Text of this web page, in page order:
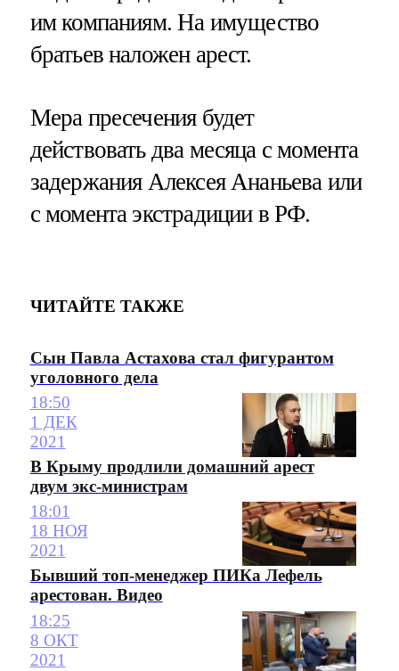
им компаниям. На имущество
братьев наложен арест.
Мера пресечения будет
действовать два месяца с момента
задержания Алексея Ананьева или
с момента экстрадиции в РФ.
ЧИТАЙТЕ ТАКЖЕ
Сын Павла Астахова стал фигурантом
уголовного дела
18:50
1 ДЕК
2021
В Крыму продлили домашний арест
двум экс-министрам
18:01
18 НОЯ
2021
Бывший топ-менеджер ПИКа Лефель
арестован. Видео
18:25
8 ОКТ
2021